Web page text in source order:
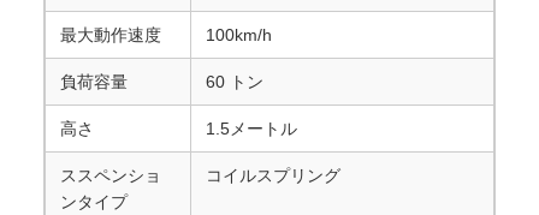
最大動作速度 100km/h
負荷容量 60 トン
高さ 1.5メートル
ススペンショ
ンタイプ
コイルスプリング